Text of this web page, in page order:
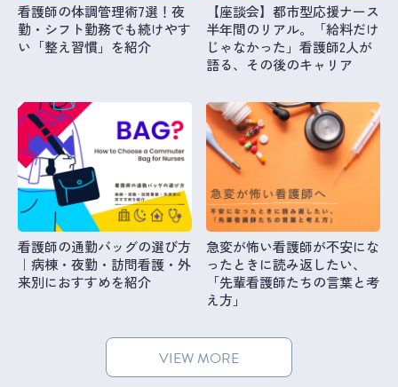
看護師の体調管理術7選！夜
勤・シフト勤務でも続けやす
い「整え習慣」を紹介
【座談会】都市型応援ナース
半年間のリアル。「給料だけ
じゃなかった」看護師2人が
語る、その後のキャリア
看護師の通勤バッグの選び方
｜病棟・夜勤・訪問看護・外
来別におすすめを紹介
急変が怖い看護師が不安にな
ったときに読み返したい、
「先輩看護師たちの言葉と考
え方」
VIEW MORE